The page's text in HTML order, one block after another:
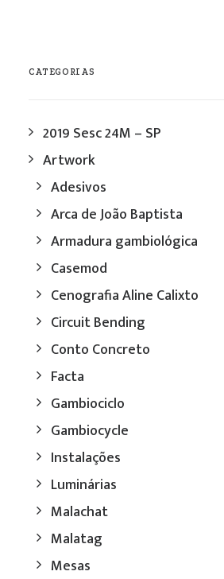
CATEGORIAS
2019 Sesc 24M – SP
Artwork
Adesivos
Arca de João Baptista
Armadura gambiológica
Casemod
Cenografia Aline Calixto
Circuit Bending
Conto Concreto
Facta
Gambiociclo
Gambiocycle
Instalações
Luminárias
Malachat
Malatag
Mesas